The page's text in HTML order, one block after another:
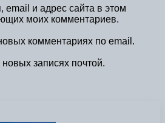
и адрес сайта в этом
моих комментариев.
комментариях по email.
записях почтой.